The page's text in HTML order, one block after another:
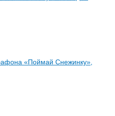
«Поймай Снежинку»,